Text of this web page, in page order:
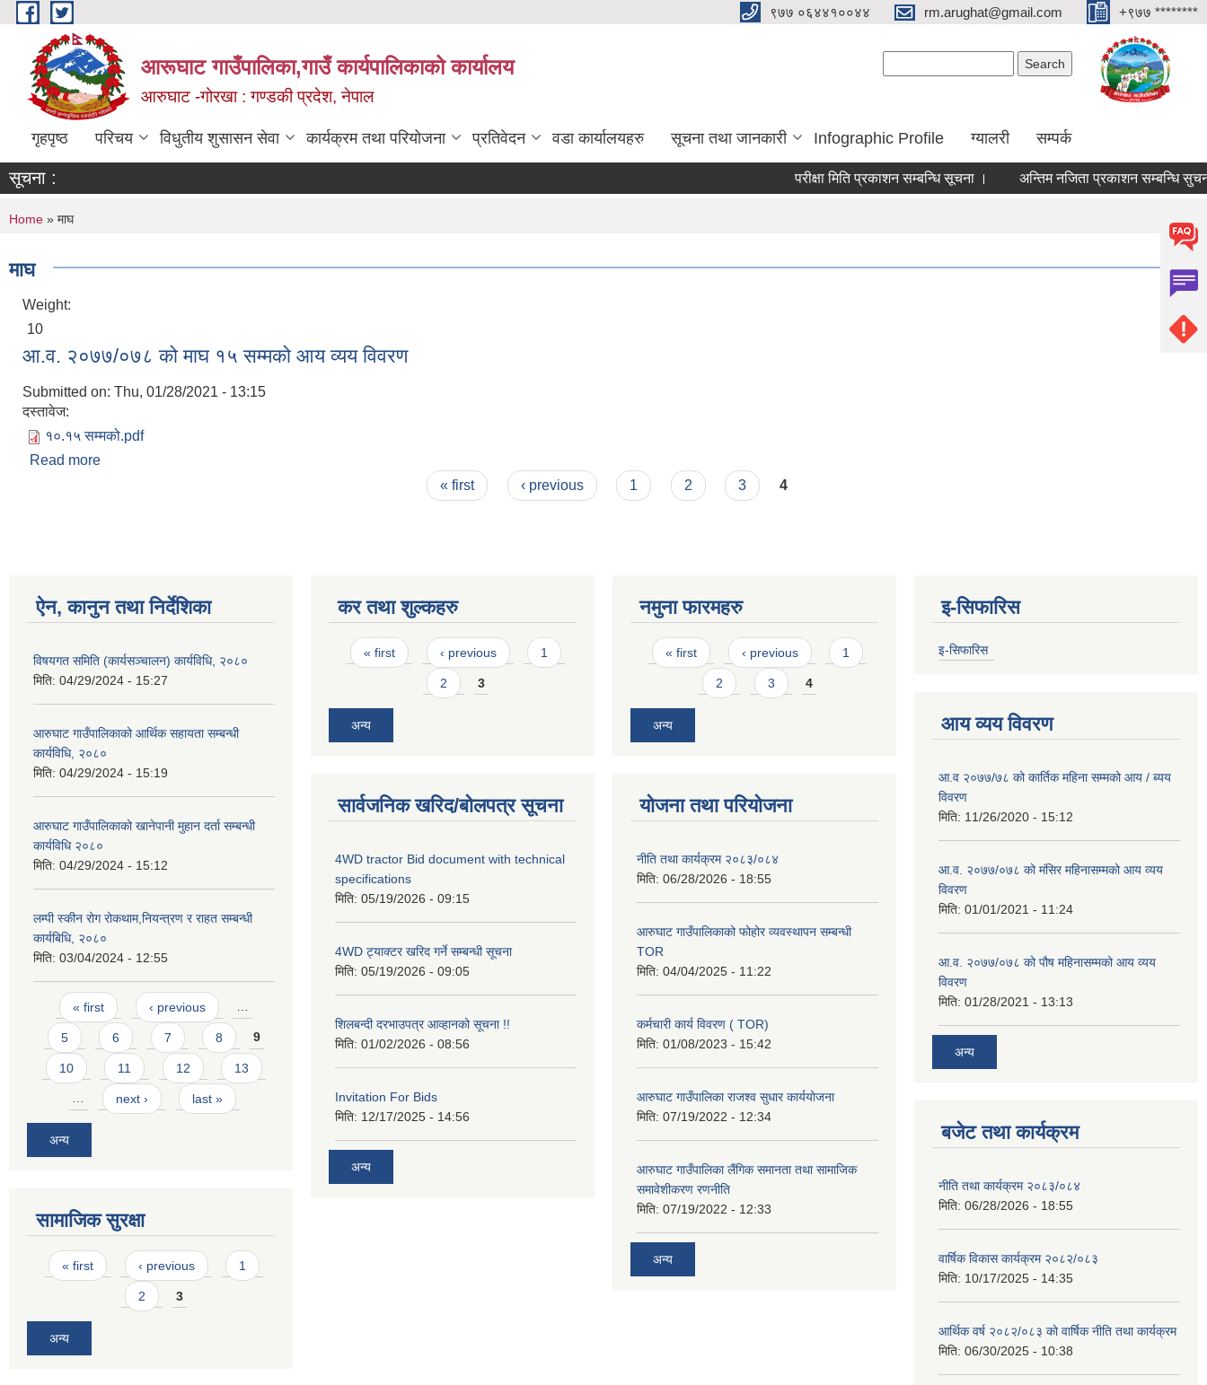
Skip to main content ९७७ ०६४४१००४४ rm.arughat@gmail.com +९७७ ********
आरूघाट गाउँपालिका,गाउँ कार्यपालिकाको कार्यालय
आरुघाट -गोरखा : गण्डकी प्रदेश, नेपाल
गृहपृष्ठ परिचय विधुतीय शुसासन सेवा कार्यक्रम तथा परियोजना प्रतिवेदन वडा कार्यालयहरु सूचना तथा जानकारी Infographic Profile ग्यालरी सम्पर्क
सूचना : परीक्षा मिति प्रकाशन सम्बन्धि सूचना । अन्तिम नजिता प्रकाशन सम्बन्धि सुचना !!
You are here
Home » माघ
माघ
Weight:
10
आ.व. २०७७/०७८ को माघ १५ सम्मको आय व्यय विवरण
Submitted on: Thu, 01/28/2021 - 13:15
दस्तावेज:
१०.१५ सम्मको.pdf
Read more
« first ‹ previous 1 2 3 4
ऐन, कानुन तथा निर्देशिका
विषयगत समिति (कार्यसञ्चालन) कार्यविधि, २०८०
मिति: 04/29/2024 - 15:27
आरुघाट गाउँपालिकाको आर्थिक सहायता सम्बन्धी
कार्यविधि, २०८०
मिति: 04/29/2024 - 15:19
आरुघाट गाउँपालिकाको खानेपानी मुहान दर्ता सम्बन्धी
कार्यविधि २०८०
मिति: 04/29/2024 - 15:12
लम्पी स्कीन रोग रोकथाम,नियन्त्रण र राहत सम्बन्धी
कार्यबिधि, २०८०
मिति: 03/04/2024 - 12:55
Pages
« first ‹ previous …
5 6 7 8 9
10 11 12 13
… next › last »
अन्य
सामाजिक सुरक्षा
Pages
« first ‹ previous 1
2 3
अन्य
कर तथा शुल्कहरु
Pages
« first ‹ previous 1
2 3
अन्य
सार्वजनिक खरिद/बोलपत्र सूचना
4WD tractor Bid document with technical
specifications
मिति: 05/19/2026 - 09:15
4WD ट्याक्टर खरिद गर्ने सम्बन्धी सूचना
मिति: 05/19/2026 - 09:05
शिलबन्दी दरभाउपत्र आव्हानको सूचना !!
मिति: 01/02/2026 - 08:56
Invitation For Bids
मिति: 12/17/2025 - 14:56
अन्य
नमुना फारमहरु
Pages
« first ‹ previous 1
2 3 4
अन्य
योजना तथा परियोजना
नीति तथा कार्यक्रम २०८३/०८४
मिति: 06/28/2026 - 18:55
आरुघाट गाउँपालिकाको फोहोर व्यवस्थापन सम्बन्धी
TOR
मिति: 04/04/2025 - 11:22
कर्मचारी कार्य विवरण ( TOR)
मिति: 01/08/2023 - 15:42
आरुघाट गाउँपालिका राजश्व सुधार कार्ययोजना
मिति: 07/19/2022 - 12:34
आरुघाट गाउँपालिका लैंगिक समानता तथा सामाजिक
समावेशीकरण रणनीति
मिति: 07/19/2022 - 12:33
अन्य
इ-सिफारिस
इ-सिफारिस
आय व्यय विवरण
आ.व २०७७/७८ को कार्तिक महिना सम्मको आय / ब्यय
विवरण
मिति: 11/26/2020 - 15:12
आ.व. २०७७/०७८ को मंसिर महिनासम्मको आय व्यय
विवरण
मिति: 01/01/2021 - 11:24
आ.व. २०७७/०७८ को पौष महिनासम्मको आय व्यय
विवरण
मिति: 01/28/2021 - 13:13
अन्य
बजेट तथा कार्यक्रम
नीति तथा कार्यक्रम २०८३/०८४
मिति: 06/28/2026 - 18:55
वार्षिक विकास कार्यक्रम २०८२/०८३
मिति: 10/17/2025 - 14:35
आर्थिक वर्ष २०८२/०८३ को वार्षिक नीति तथा कार्यक्रम
मिति: 06/30/2025 - 10:38